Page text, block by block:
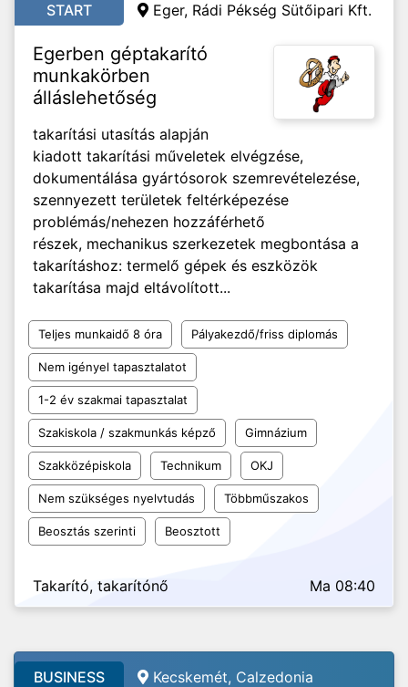
START Eger, Rádi Pékség Sütőipari Kft.
Egerben géptakarító
munkakörben
álláslehetőség
takarítási utasítás alapján
kiadott takarítási műveletek elvégzése,
dokumentálása gyártósorok szemrevételezése,
szennyezett területek feltérképezése
problémás/nehezen hozzáférhető
részek, mechanikus szerkezetek megbontása a
takarításhoz: termelő gépek és eszközök
takarítása majd eltávolított...
Teljes munkaidő 8 óra Pályakezdő/friss diplomás
Nem igényel tapasztalatot
1-2 év szakmai tapasztalat
Szakiskola / szakmunkás képző Gimnázium
Szakközépiskola Technikum OKJ
Nem szükséges nyelvtudás Többműszakos
Beosztás szerinti Beosztott
Takarító, takarítónő Ma 08:40
BUSINESS
Kecskemét, Calzedonia